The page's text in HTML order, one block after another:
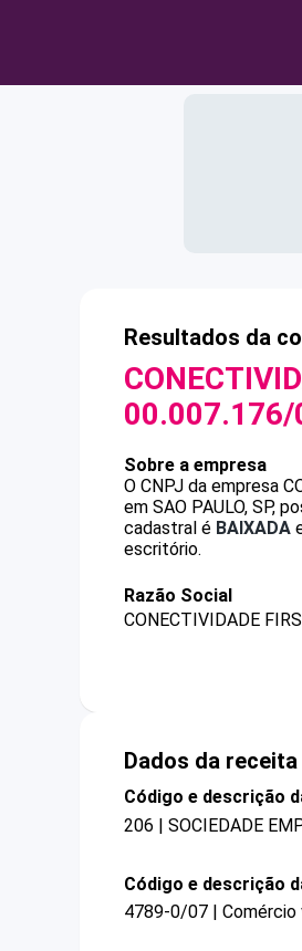
Resultados da
Sobre a empresa
O CNPJ da empresa
em SAO PAULO, SP,
cadastral é BAIXADA
escritório.
Razão Social
CONECTIVIDADE
Dados da
Código e descrição
206 | SOCIEDADE
Código e descrição
4789-0/07 | Comércio